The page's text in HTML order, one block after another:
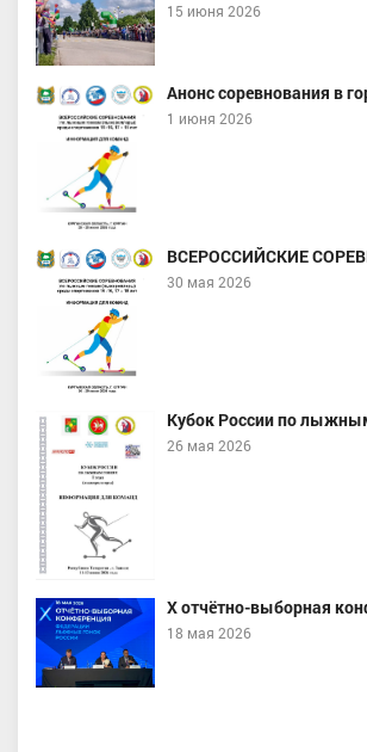
15 июня 2026
Анонс соревнования в
1 июня 2026
ВСЕРОССИЙСКИЕ
30 мая 2026
Кубок России по
26 мая 2026
X отчётно-выборная
18 мая 2026